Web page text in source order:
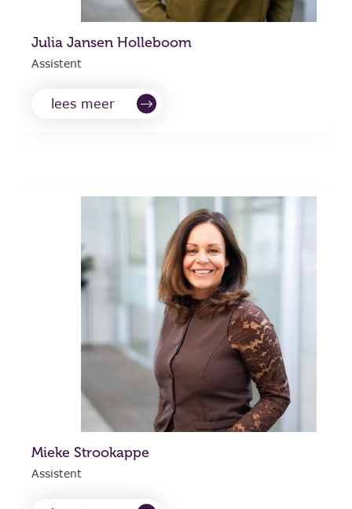
Julia Jansen Holleboom
Assistent
lees meer
Mieke Strookappe
Assistent